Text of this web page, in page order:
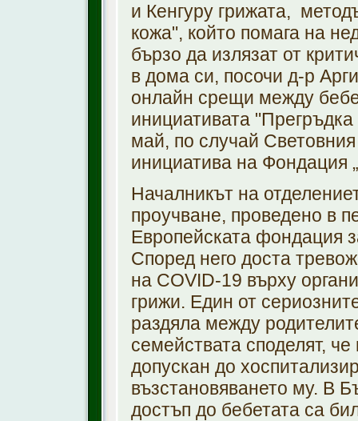
и Кенгуру грижата,
кожа", който помага на
бързо да излязат от
в дома си, посочи д-р
онлайн срещи между
инициативата
май, по случай
инициатива на Фондация
Началникът на
проучване, проведено в
Европейската фондация
Според него доста
на COVID-19 върху
грижи. Един от
раздяла между
семействата споделят,
допускан до
възстановяването му. В
достъп до бебетата са